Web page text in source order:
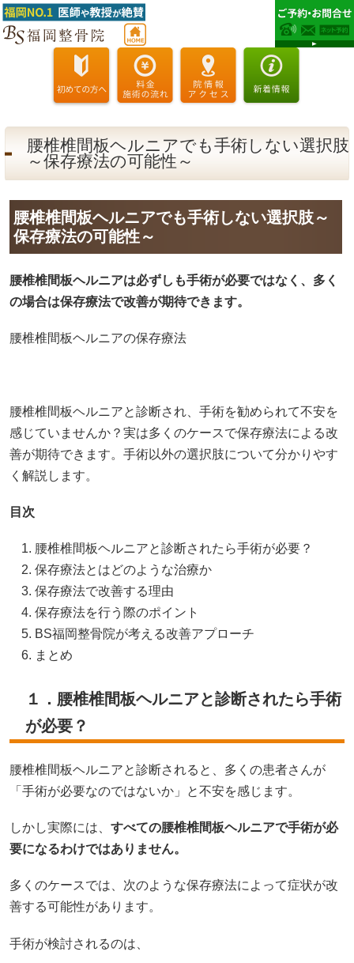
腰椎椎間板ヘルニアでも手術しない選択肢
～保存療法の可能性～
腰椎椎間板ヘルニアでも手術しない選択肢～
保存療法の可能性～
腰椎椎間板ヘルニアは必ずしも手術が必要ではなく、多く
の場合は保存療法で改善が期待できます。
腰椎椎間板ヘルニアの保存療法
腰椎椎間板ヘルニアと診断され、手術を勧められて不安を
感じていませんか？実は多くのケースで保存療法による改
善が期待できます。手術以外の選択肢について分かりやす
く解説します。
目次
腰椎椎間板ヘルニアと診断されたら手術が必要？
保存療法とはどのような治療か
保存療法で改善する理由
保存療法を行う際のポイント
BS福岡整骨院が考える改善アプローチ
まとめ
１．腰椎椎間板ヘルニアと診断されたら手術
が必要？
腰椎椎間板ヘルニアと診断されると、多くの患者さんが
「手術が必要なのではないか」と不安を感じます。
しかし実際には、 すべての腰椎椎間板ヘルニアで手術が必
要になるわけではありません。
多くのケースでは、次のような保存療法によって症状が改
善する可能性があります。
手術が検討されるのは、